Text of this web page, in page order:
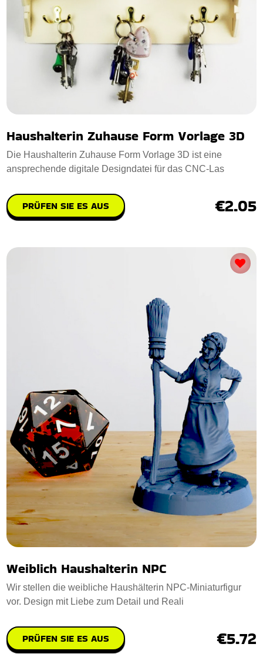
Haushalterin Zuhause Form Vorlage 3D
Die Haushalterin Zuhause Form Vorlage 3D ist eine
ansprechende digitale Designdatei für das CNC-Las
PRÜFEN SIE ES AUS €2.05
Weiblich Haushalterin NPC
Wir stellen die weibliche Haushälterin NPC-Miniaturfigur
vor. Design mit Liebe zum Detail und Reali
PRÜFEN SIE ES AUS €5.72